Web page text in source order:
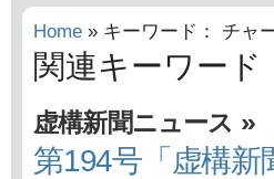
Home » キーワード： チャ
関連キーワー
虚構新聞ニュース »
第194号「虚構新